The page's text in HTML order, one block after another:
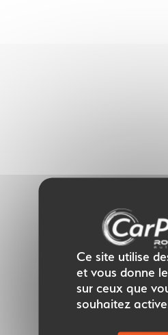
Ce site utilise
et vous donne
sur ceux que
souhaitez